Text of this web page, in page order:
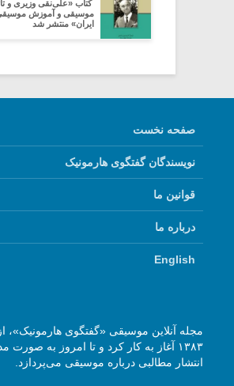
کتاب «علی‌نقی وزیری و
موسیقی و آموزش
ایران» منتشر شد
صفحه نخست
نویسندگان گفتگوی هارمونیک
قوانین ما
درباره ما
English
۱۳۸۳ آغاز به کار کرد و تا امروز به صورت
انتشار مطالبی درباره موسیقی می‌پردازد.